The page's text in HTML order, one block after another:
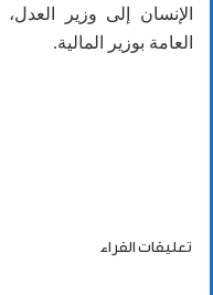
الإنسان إلى وزير
العامة بوزير المالية.
تعليقات القراء